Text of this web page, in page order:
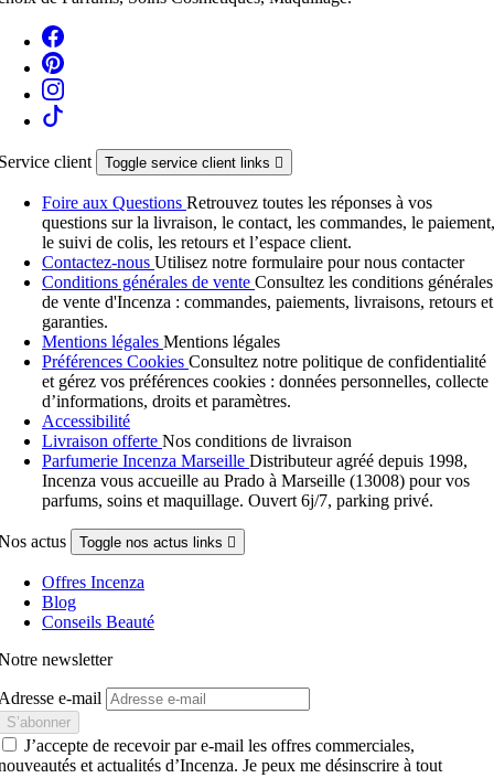
client Toggle service client links 
Foire aux Questions Retrouvez toutes les réponses à vos
questions sur la livraison, le contact, les commandes, le paiement,
le suivi de colis, les retours et l’espace client.
Contactez-nous Utilisez notre formulaire pour nous contacter
Conditions générales de vente Consultez les conditions générales
de vente d'Incenza : commandes, paiements, livraisons, retours et
garanties.
Mentions légales Mentions légales
Préférences Cookies Consultez notre politique de confidentialité
et gérez vos préférences cookies : données personnelles, collecte
d’informations, droits et paramètres.
Accessibilité
Livraison offerte Nos conditions de livraison
Parfumerie Incenza Marseille Distributeur agréé depuis 1998,
Incenza vous accueille au Prado à Marseille (13008) pour vos
parfums, soins et maquillage. Ouvert 6j/7, parking privé.
actus Toggle nos actus links 
Offres Incenza
Blog
Conseils Beauté
newsletter
e-mail
J’accepte de recevoir par e-mail les offres commerciales,
et actualités d’Incenza. Je peux me désinscrire à tout